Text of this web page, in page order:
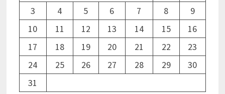
3
4 5 6 7 8
9
10
11 12 13 14 15
16
17
18 19 20 21 22
23
24
25 26 27 28 29
30
31